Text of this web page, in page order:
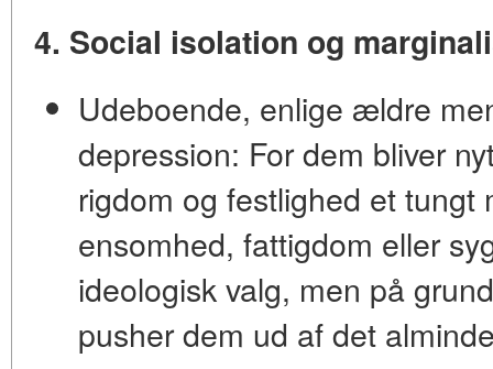
4. Social isolation og
Udeboende, enlige ældre
depression: For dem bliver
rigdom og festlighed et tungt
ensomhed, fattigdom eller
ideologisk valg, men på
pusher dem ud af det